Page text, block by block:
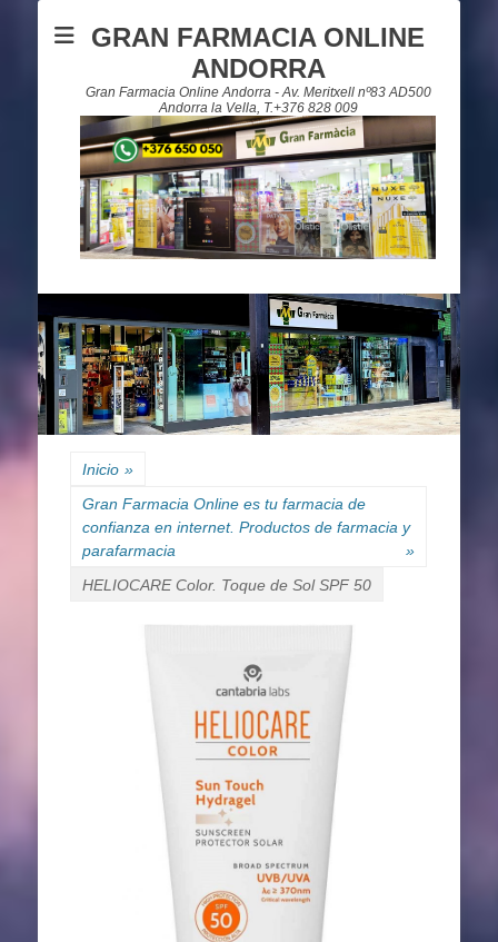
GRAN FARMACIA ONLINE
ANDORRA
Gran Farmacia Online Andorra - Av. Meritxell nº83 AD500
Andorra la Vella, T.+376 828 009
Inicio »
Gran Farmacia Online es tu farmacia de
confianza en internet. Productos de farmacia y
parafarmacia
»
HELIOCARE Color. Toque de Sol SPF 50